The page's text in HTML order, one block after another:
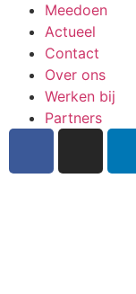
Meedoen
Actueel
Contact
Over ons
Werken bij
Partners